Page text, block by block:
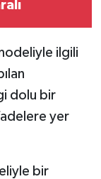
ilgili
dolu bir
yer
bir